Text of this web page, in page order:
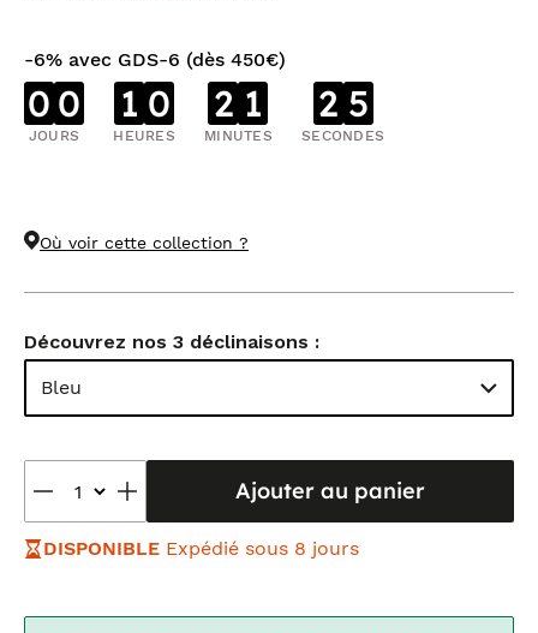
-6% avec GDS-6 (dès 450€)
0 0
JOURS
1 0
HEURES
2 1
MINUTES
2 5
SECONDES
Où voir cette collection ?
Découvrez nos 3 déclinaisons :
Bleu
Ajouter au panier
DISPONIBLE Expédié sous 8 jours